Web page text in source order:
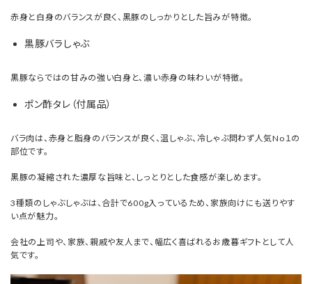
赤身と白身のバランスが良く、黒豚のしっかりとした旨みが特徴。
黒豚バラしゃぶ
黒豚ならではの甘みの強い白身と、濃い赤身の味わいが特徴。
ポン酢タレ（付属品）
バラ肉は、赤身と脂身のバランスが良く、温しゃぶ、冷しゃぶ問わず人気No１の
部位です。
黒豚の凝縮された濃厚な旨味と、しっとりとした食感が楽しめます。
3種類のしゃぶしゃぶは、合計で600g入っているため、家族向けにも送りやす
い点が魅力。
会社の上司や、家族、親戚や友人まで、幅広く喜ばれるお歳暮ギフトとして人
気です。